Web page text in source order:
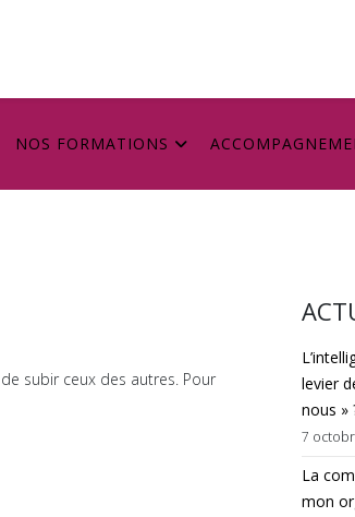
NOS FORMATIONS
subir ceux des autres. Pour
levier
nous »
7
La
mon